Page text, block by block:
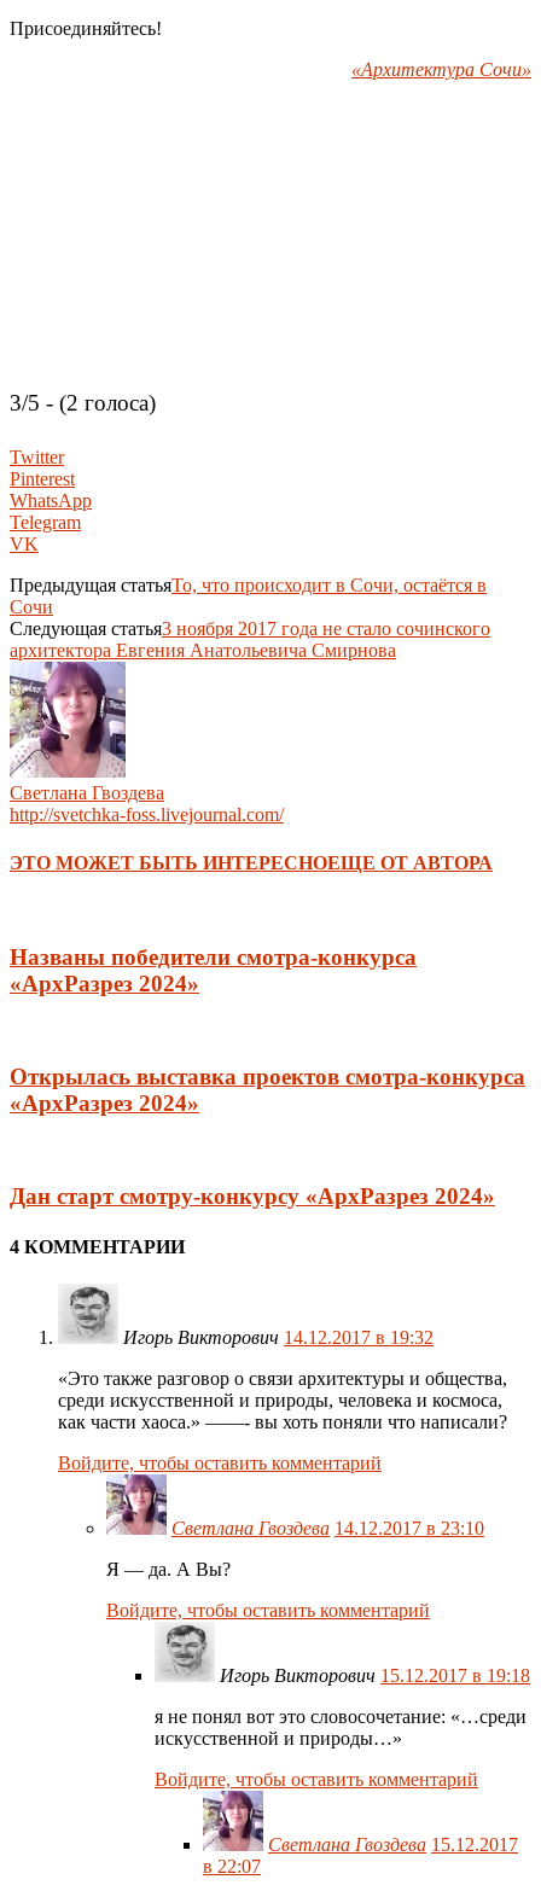
Присоединяйтесь!
«Архитектура Сочи»
3/5 - (2 голоса)
Twitter
Pinterest
WhatsApp
Telegram
VK
Предыдущая статьяТо, что происходит в Сочи, остаётся в
Сочи
Следующая статья3 ноября 2017 года не стало сочинского
архитектора Евгения Анатольевича Смирнова
Светлана Гвоздева
http://svetchka-foss.livejournal.com/
ЭТО МОЖЕТ БЫТЬ ИНТЕРЕСНОЕЩЕ ОТ АВТОРА
Названы победители смотра-конкурса
«АрхРазрез 2024»
Открылась выставка проектов смотра-конкурса
«АрхРазрез 2024»
Дан старт смотру-конкурсу «АрхРазрез 2024»
4 КОММЕНТАРИИ
Игорь Викторович 14.12.2017 в 19:32
«Это также разговор о связи архитектуры и общества,
среди искусственной и природы, человека и космоса,
как части хаоса.» ——- вы хоть поняли что написали?
Войдите, чтобы оставить комментарий
Светлана Гвоздева 14.12.2017 в 23:10
Я — да. А Вы?
Войдите, чтобы оставить комментарий
Игорь Викторович 15.12.2017 в 19:18
я не понял вот это словосочетание: «…среди
искусственной и природы…»
Войдите, чтобы оставить комментарий
Светлана Гвоздева 15.12.2017
в 22:07